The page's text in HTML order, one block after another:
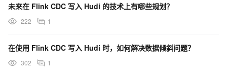
未来在 Flink CDC 写入 Hudi 的技术上有哪些规划？
222 1
在使用 Flink CDC 写入 Hudi 时，如何解决数据倾斜问题？
302 1